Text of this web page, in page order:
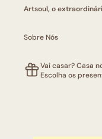
Artsoul, o
Sobre Nós
Vai casar? Casa
Escolha os